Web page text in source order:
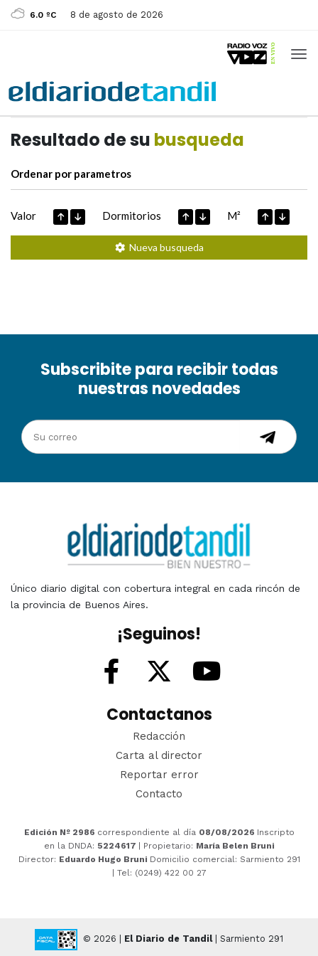
6.0 ºC 8 de agosto de 2026
Resultado de su busqueda
Ordenar por parametros
Valor Dormitorios M²
Nueva busqueda
Subscribite para recibir todas
nuestras novedades
Único diario digital con cobertura integral en cada rincón de
la provincia de Buenos Aires.
¡Seguinos!
Contactanos
Redacción
Carta al director
Reportar error
Contacto
Edición Nº 2986 correspondiente al día 08/08/2026 Inscripto
en la DNDA: 5224617 | Propietario: María Belen Bruni
Director: Eduardo Hugo Bruni Domicilio comercial: Sarmiento 291
| Tel: (0249) 422 00 27
© 2026 | El Diario de Tandil| Sarmiento 291